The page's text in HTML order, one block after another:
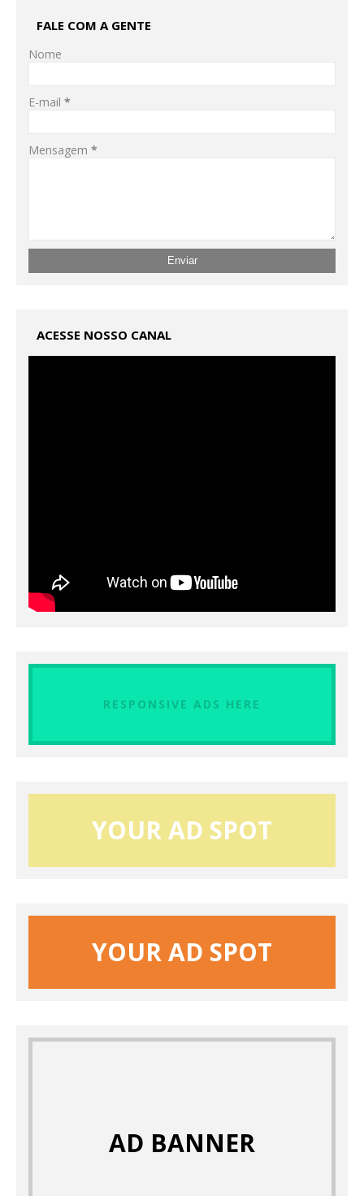
FALE COM A GENTE
Nome
E-mail *
Mensagem *
ACESSE NOSSO CANAL
RESPONSIVE ADS HERE
YOUR AD SPOT
YOUR AD SPOT
AD BANNER